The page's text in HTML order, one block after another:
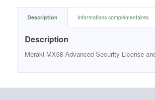
Description Informations complémentaires
Description
Meraki MX68 Advanced Security License